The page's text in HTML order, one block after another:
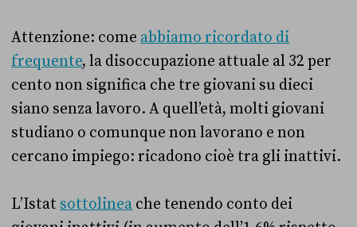
Attenzione: come abbiamo ricordato di
frequente, la disoccupazione attuale al 32 per
cento non significa che tre giovani su dieci
siano senza lavoro. A quell’età, molti giovani
studiano o comunque non lavorano e non
cercano impiego: ricadono cioè tra gli inattivi.
L’Istat sottolinea che tenendo conto dei